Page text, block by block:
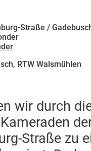
Straße /
RTW Walsmühlen
wir durch
Straße zu